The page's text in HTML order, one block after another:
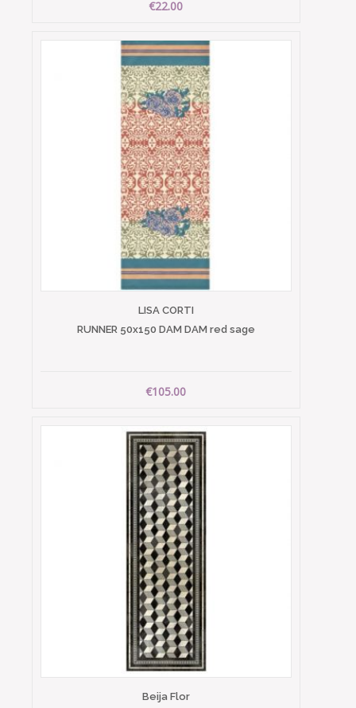
€22.00
LISA CORTI
RUNNER 50x150 DAM DAM red sage
€105.00
Beija Flor